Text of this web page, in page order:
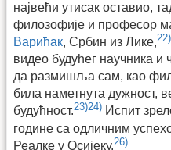
највећи утисак оставио,
филозофије и професор
Варићак, Србин из Лике,22)
видео будућег научника и
да размишља сам, као
била наметнута дужност,
будућност.23)24) Испит
године са одличним
Реалке у Осијеку.26)